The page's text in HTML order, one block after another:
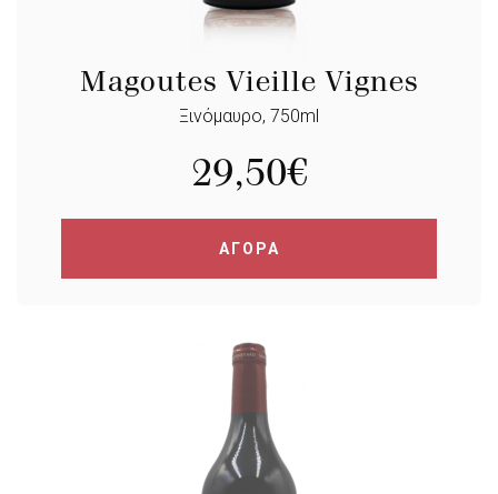
Magoutes Vieille Vignes
Ξινόμαυρο, 750ml
29,50€
ΑΓΟΡΑ